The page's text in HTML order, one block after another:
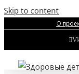
Skip to content
О